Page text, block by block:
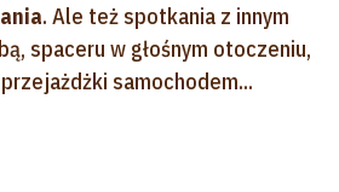
. Ale też spotkania z innym
spaceru w głośnym otoczeniu,
samochodem...